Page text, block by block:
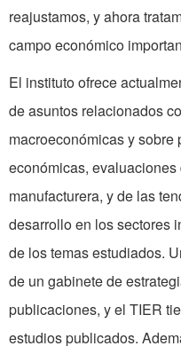
reajustamos, y ahora
campo económico
El instituto ofrece
de asuntos relacionados
macroeconómicas y
econó­micas,
manufacturera, y de las
desarrollo en los sectores
de los temas estudiados.
de un gabinete de
publicaciones, y el TIER
estudios publi­cados.